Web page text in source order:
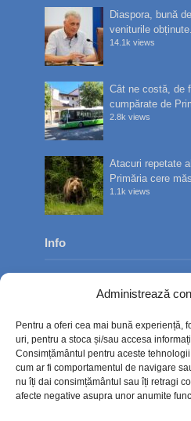
Administrează
Pentru a oferi cea mai bună experiență,
uri, pentru a stoca și/sau accesa
Consimțământul pentru aceste
cum ar fi comportamentul de navigare
nu îți dai consimțământul sau îți retragi
afecte negative asupra unor anumite
Diaspora, bună
veniturile
14.1k views
Cât ne costă, de
cumpărate de
2.8k views
Atacuri repetate
Primăria cere
1.1k views
Info
Contact
Politica de confidențialitate
Politică cookie-uri (UE)